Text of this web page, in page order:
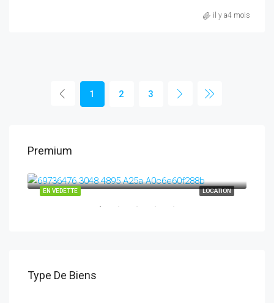
il y a4 mois
1 2 3
Premium
LOCATION
EN VEDETTE
Type De Biens